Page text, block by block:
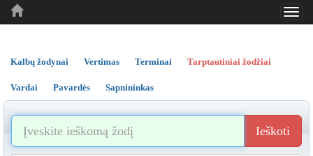
..
..
Kalbų žodynai Vertimas Terminai Tarptautiniai žodžiai
Vardai Pavardės Sapnininkas
Ieškoti